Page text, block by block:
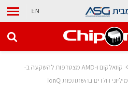
EN
קוואלקום ו-AMD מצטרפות להשקעה ב-